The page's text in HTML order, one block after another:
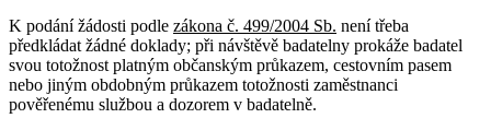
K podání žádosti podle zákona č. 499/2004 Sb. není třeba
předkládat žádné doklady; při návštěvě badatelny prokáže badatel
svou totožnost platným občanským průkazem, cestovním pasem
nebo jiným obdobným průkazem totožnosti zaměstnanci
pověřenému službou a dozorem v badatelně.